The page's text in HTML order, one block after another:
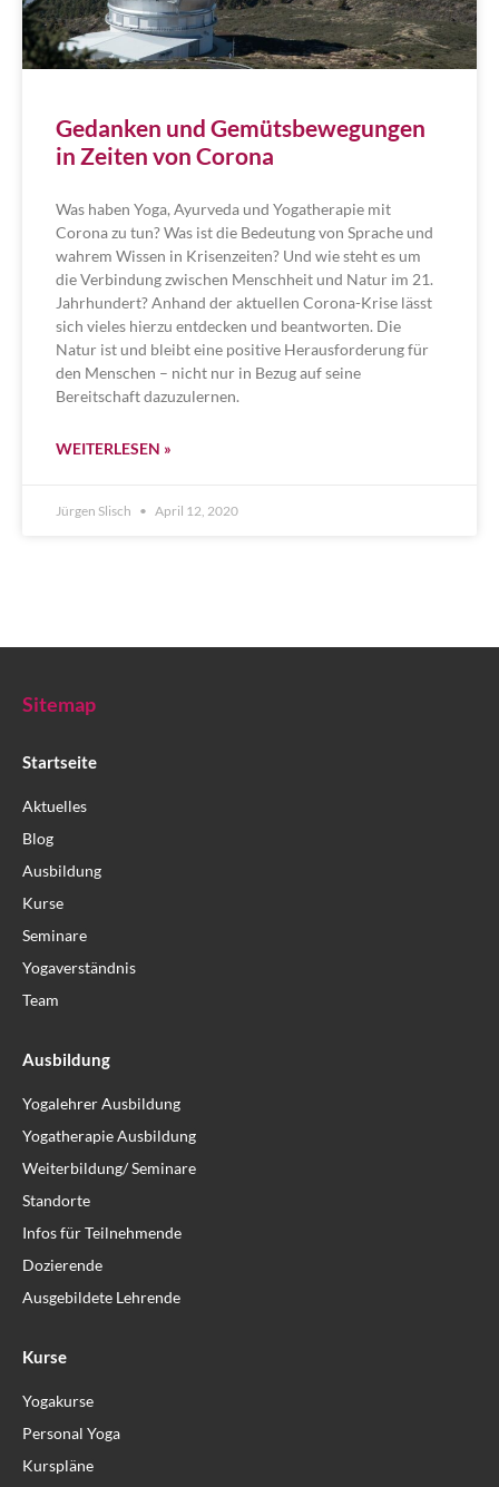
Gedanken und Gemütsbewegungen
in Zeiten von Corona
Was haben Yoga, Ayurveda und Yogatherapie mit
Corona zu tun? Was ist die Bedeutung von Sprache und
wahrem Wissen in Krisenzeiten? Und wie steht es um
die Verbindung zwischen Menschheit und Natur im 21.
Jahrhundert? Anhand der aktuellen Corona-Krise lässt
sich vieles hierzu entdecken und beantworten. Die
Natur ist und bleibt eine positive Herausforderung für
den Menschen – nicht nur in Bezug auf seine
Bereitschaft dazuzulernen.
WEITERLESEN »
Jürgen Slisch April 12, 2020
Sitemap
Startseite
Aktuelles
Blog
Ausbildung
Kurse
Seminare
Yogaverständnis
Team
Ausbildung
Yogalehrer Ausbildung
Yogatherapie Ausbildung
Weiterbildung/ Seminare
Standorte
Infos für Teilnehmende
Dozierende
Ausgebildete Lehrende
Kurse
Yogakurse
Personal Yoga
Kurspläne